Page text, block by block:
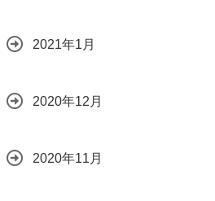
2021年1月
2020年12月
2020年11月